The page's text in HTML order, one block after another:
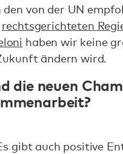
von der UN
rechtsgerichteten
haben wir keine
ändern wird.
die neuen
gibt auch positive